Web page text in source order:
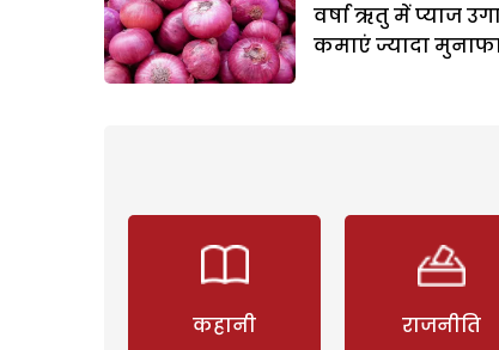
वर्षा ऋतु में प्याज
कमाएं ज्यादा
कहानी राजनीति